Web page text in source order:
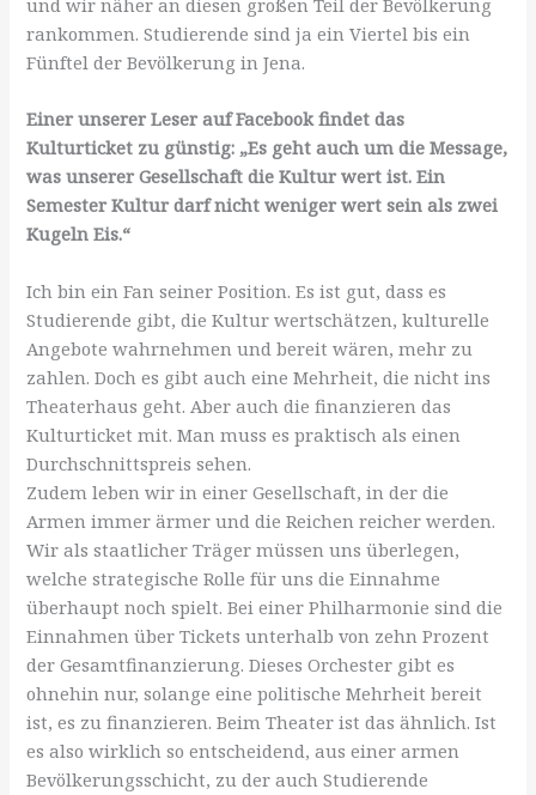
und wir näher an diesen großen Teil der Bevölkerung
rankommen. Studierende sind ja ein Viertel bis ein
Fünftel der Bevölkerung in Jena.
Einer unserer Leser auf Facebook findet das
Kulturticket zu günstig: „Es geht auch um die Message,
was unserer Gesellschaft die Kultur wert ist. Ein
Semester Kultur darf nicht weniger wert sein als zwei
Kugeln Eis.“
Ich bin ein Fan seiner Position. Es ist gut, dass es
Studierende gibt, die Kultur wertschätzen, kulturelle
Angebote wahrnehmen und bereit wären, mehr zu
zahlen. Doch es gibt auch eine Mehrheit, die nicht ins
Theaterhaus geht. Aber auch die finanzieren das
Kulturticket mit. Man muss es praktisch als einen
Durchschnittspreis sehen.
Zudem leben wir in einer Gesellschaft, in der die
Armen immer ärmer und die Reichen reicher werden.
Wir als staatlicher Träger müssen uns überlegen,
welche strategische Rolle für uns die Einnahme
überhaupt noch spielt. Bei einer Philharmonie sind die
Einnahmen über Tickets unterhalb von zehn Prozent
der Gesamtfinanzierung. Dieses Orchester gibt es
ohnehin nur, solange eine politische Mehrheit bereit
ist, es zu finanzieren. Beim Theater ist das ähnlich. Ist
es also wirklich so entscheidend, aus einer armen
Bevölkerungsschicht, zu der auch Studierende